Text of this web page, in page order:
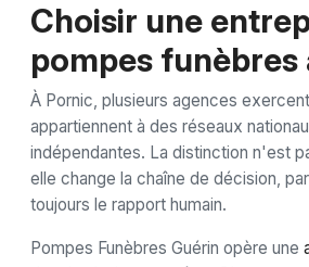
Choisir une
pompes funèbres
À Pornic, plusieurs agences
appartiennent à des réseaux
indépendantes. La distinction n'est
elle change la chaîne de décision,
toujours le rapport humain.
Pompes Funèbres Guérin opère une